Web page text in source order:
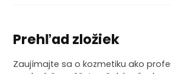
Prehľad zložiek
Zaujímajte sa o kozmetiku ako